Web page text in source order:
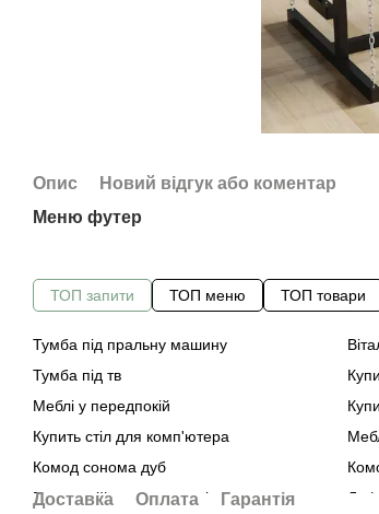
Опис
Новий відгук або коментар
Меню футер
ТОП запити ТОП меню ТОП товари
Тумба під пральну машину
Тумба під тв
Меблі у передпокій
Купить стіл для комп'ютера
Комод сонома дуб
Барна стійка на кухню ціна
Доставка Оплата Гарантія